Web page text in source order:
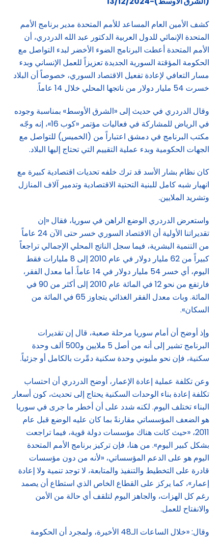
كشف الأمين العام المساعد للأمم المتحدة مدير برنامج الأمم
المتحدة الإنمائي للدول العربية الدكتور عبد الله الدردري، أن
الأمم المتحدة أعطت البرنامج الضوء الأخضر لبدء التواصل مع
الحكومة المؤقتة السورية الجديدة تعزيزاً للعمل الإنساني وبدء
مسار التعافي لإعادة تفعيل الاقتصاد السوري، خصوصاً أن البلاد
خسرت 54 مليار دولار من ناتجها المحلي خلال 14 عاماً.
وقال الدردري في حديث إلى «الشرق الأوسط» بمناسبة وجوده
في الرياض للمشاركة في فعاليات مؤتمر «كوب 16»، إنه وجّه
مكتب البرنامج في دمشق اعتباراً من (الخميس) للتواصل مع
الجهات الحكومية وبدء عملية التقييم التي تحتاج إليها البلاد.
كان نظام بشار الأسد قد ترك خلفه تحديات اقتصادية كبيرة مع
انهيار شبه كامل للبنية التحتية الاقتصادية وتدمير آلاف المنازل
وتشريد الملايين.
واستعرض الدردري الوضع الراهن في سوريا، فقال «إن
تقديراتنا الأولية أن الاقتصاد السوري خسر حتى الآن 24 عاماً
من التنمية البشرية، فيما سجل الناتج المحلي الإجمالي تراجعاً
كبيراً من 62 مليار دولار في عام 2010 إلى 8 مليارات فقط
اليوم، أي خسر 54 مليار دولار في 14 عاماً. أما معدل الفقر،
فارتفع من نحو 12 في المائة عام 2010 إلى أكثر من 90 في
المائة. وبات معدل الفقر الغذائي يتجاوز 65 في المائة من
السكان».
وإذ أوضح أن أمام سوريا مرحلة صعبة، قال إن تقديرات
البرنامج تشير إلى أنه من أصل 5 ملايين و500 ألف وحدة
سكنية، فإن نحو مليوني وحدة سكنية دمِّرت بالكامل أو جزئياً.
وعن تكلفة عملية إعادة الإعمار، أوضح الدردري أن احتساب
تكلفة إعادة بناء الوحدات السكنية يحتاج إلى تحديث، كون أسعار
البناء تختلف اليوم. لكنه شدد على أن أخطر ما جرى في سوريا
هو الضعف المؤسساتي مقارنةً بما كان عليه الوضع قبل عام
2011، «حيث كانت هناك مؤسسات دولة قوية، فيما تراجعت
بشكل كبير اليوم». من هنا، فإن تركيز برنامج الأمم المتحدة
اليوم هو على الدعم المؤسساتي، «لأنه من دون مؤسسات
قادرة على التخطيط والتنفيذ والمتابعة، لا توجد تنمية ولا إعادة
إعمار»، كما يركز على القطاع الخاص الذي استطاع أن يصمد
رغم كل الهزات، والجاهز اليوم لتلقف أي حالة من الأمن
والانفتاح للعمل.
وقال: «خلال الساعات الـ48 الأخيرة، ولمجرد أن الحكومة